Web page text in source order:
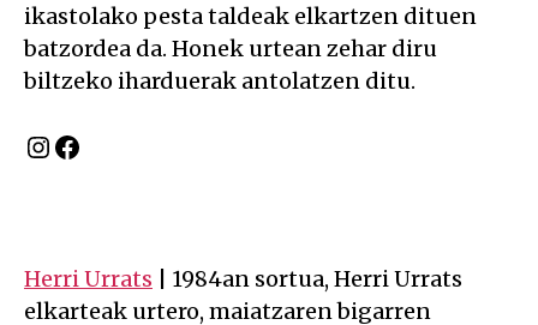
ikastolako pesta taldeak elkartzen dituen
batzordea da. Honek urtean zehar diru
biltzeko iharduerak antolatzen ditu.
Instagram
Facebook
Herri Urrats | 1984an sortua, Herri Urrats
elkarteak urtero, maiatzaren bigarren